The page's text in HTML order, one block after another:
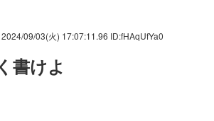
2024/09/03(火) 17:07:11.96 ID:fHAqUfYa0
書けよ